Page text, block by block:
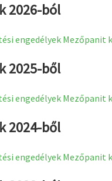
2026-ból
engedélyek Mezőpanit
2025-ből
engedélyek Mezőpanit
2024-ből
engedélyek Mezőpanit